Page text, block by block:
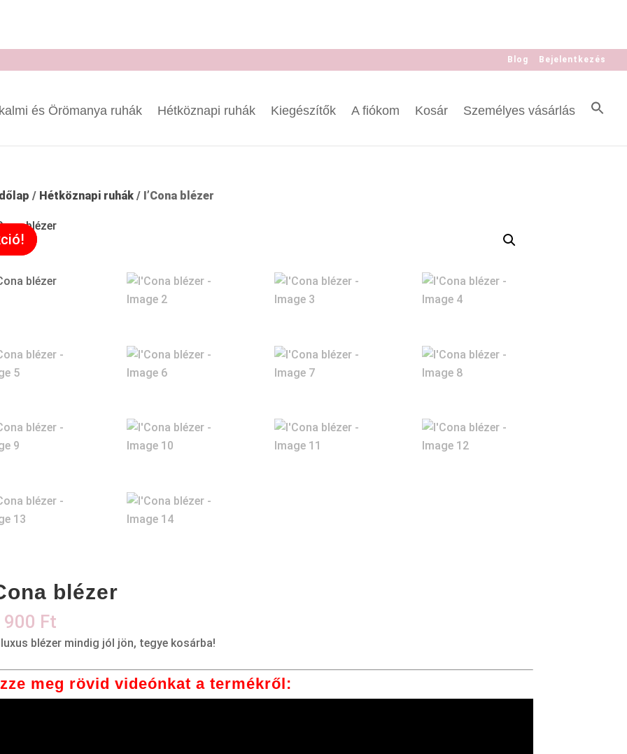
Blog Bejelentkezés
és Örömanya ruhák Hétköznapi ruhák Kiegészítők A fiókom Kosár Személyes vásárlás
/ Hétköznapi ruhák/ I’Cona blézer
blézer
900 Ft
blézer mindig jól jön, tegye kosárba!
meg rövid videónkat a termékről: